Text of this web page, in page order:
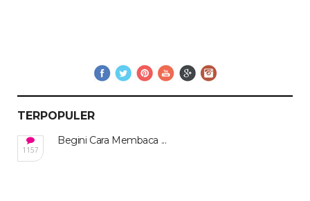
TERPOPULER
1157
Begini Cara Membaca ...